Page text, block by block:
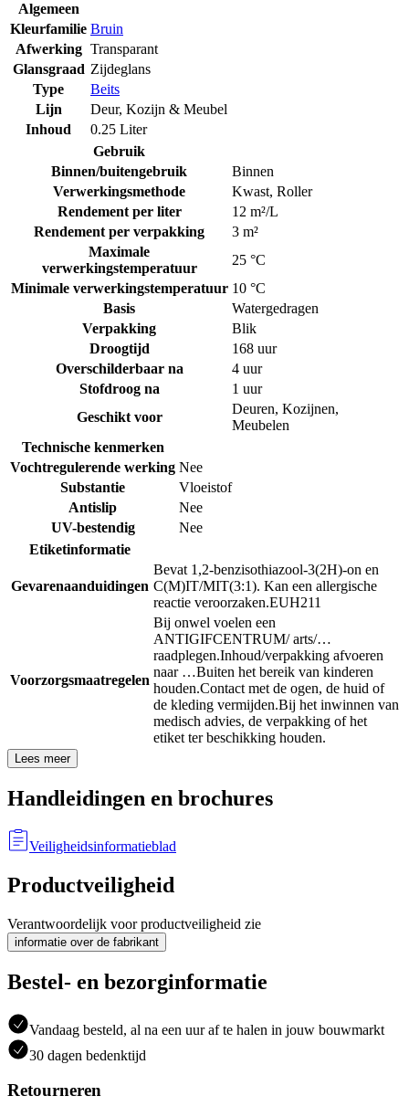
Algemeen
Kleurfamilie Bruin
Afwerking Transparant
Glansgraad Zijdeglans
Type
Beits
Lijn
Deur, Kozijn & Meubel
Inhoud
0.25 Liter
Gebruik
Binnen/buitengebruik
Binnen
Verwerkingsmethode
Kwast, Roller
Rendement per liter
12 m²/L
Rendement per verpakking
3 m²
Maximale
verwerkingstemperatuur
25 °C
Minimale verwerkingstemperatuur 10 °C
Basis
Watergedragen
Verpakking
Blik
Droogtijd
168 uur
Overschilderbaar na
4 uur
Stofdroog na
1 uur
Geschikt voor
Deuren, Kozijnen,
Meubelen
Technische kenmerken
Vochtregulerende werking Nee
Substantie
Vloeistof
Antislip
Nee
UV-bestendig
Nee
Etiketinformatie
Gevarenaanduidingen
Bevat 1,2-benzisothiazool-3(2H)-on en
C(M)IT/MIT(3:1). Kan een allergische
reactie veroorzaken.EUH211
Voorzorgsmaatregelen
Bij onwel voelen een
ANTIGIFCENTRUM/ arts/…
raadplegen.Inhoud/verpakking afvoeren
naar …Buiten het bereik van kinderen
houden.Contact met de ogen, de huid of
de kleding vermijden.Bij het inwinnen van
medisch advies, de verpakking of het
etiket ter beschikking houden.
Lees meer
Handleidingen en brochures
Veiligheidsinformatieblad
Productveiligheid
Verantwoordelijk voor productveiligheid zie
informatie over de fabrikant
Bestel- en bezorginformatie
Vandaag besteld, al na een uur af te halen in jouw bouwmarkt
30 dagen bedenktijd
Retourneren